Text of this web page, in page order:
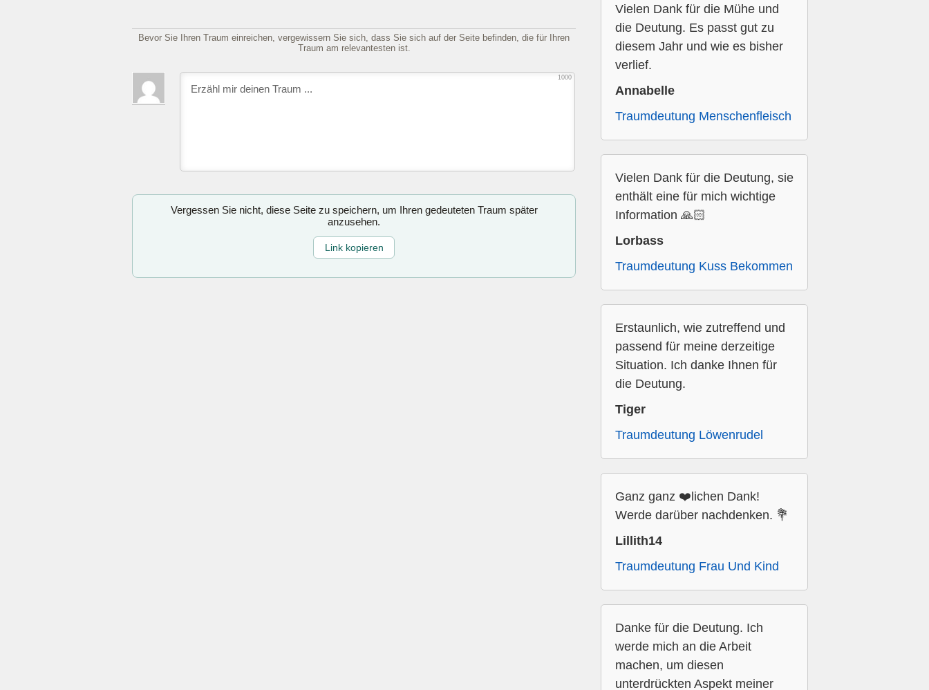
Bevor Sie Ihren Traum einreichen, vergewissern Sie sich, dass Sie sich auf der Seite befinden, die für Ihren
Traum am relevantesten ist.
1000
Vergessen Sie nicht, diese Seite zu speichern, um Ihren gedeuteten Traum später
anzusehen.
Link kopieren
Vielen Dank für die Mühe und
die Deutung. Es passt gut zu
diesem Jahr und wie es bisher
verlief.
Annabelle
Traumdeutung Menschenfleisch
Vielen Dank für die Deutung, sie
enthält eine für mich wichtige
Information 🙏🏻
Lorbass
Traumdeutung Kuss Bekommen
Erstaunlich, wie zutreffend und
passend für meine derzeitige
Situation. Ich danke Ihnen für
die Deutung.
Tiger
Traumdeutung Löwenrudel
Ganz ganz ❤️lichen Dank!
Werde darüber nachdenken. 💐
Lillith14
Traumdeutung Frau Und Kind
Danke für die Deutung. Ich
werde mich an die Arbeit
machen, um diesen
unterdrückten Aspekt meiner